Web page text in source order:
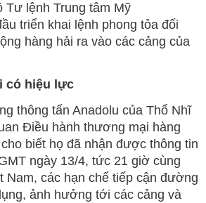
Tư lệnh Trung tâm Mỹ
triển khai lệnh phong tỏa đối
hàng hải ra vào các cảng của
có hiệu lực
thông tấn Anadolu của Thổ Nhĩ
Điều hành thương mại hàng
biết họ đã nhận được thông tin
ngày 13/4, tức 21 giờ cùng
Nam, các hạn chế tiếp cận đường
ảnh hưởng tới các cảng và